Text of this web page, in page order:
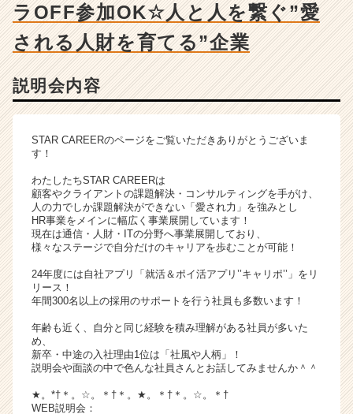
成
長
企
ウ
が
届
く
就
活
イ
チ
ア
ャ
リ
ラOFF参加OK☆人と人を繋ぐ”愛
される人財を育てる”企業
説明会内容
STAR CAREERのページをご覧いただきありがとうございま
す！
わたしたちSTAR CAREERは
顧客やクライアントの課題解決・コンサルティングを手がけ、
人の力でしか課題解決ができない「愛され力」を強みとし
HR事業をメインに幅広く事業展開しています！
現在は通信・人財・ITの分野へ事業展開しており、
様々なステージで自分だけのキャリアを歩むことが可能！
24年度には自社アプリ「就活＆ポイ活アプリ’’キャリポ’’」をリ
リース！
年間300名以上の採用のサポートを行う社員も多数います！
年齢も近く、自分と同じ経験を積み理解がある社員が多いた
め、
新卒・中途の入社理由1位は「社風や人柄」！
説明会や面談の中で色んな社員さんとお話してみませんか＾＾
★。*†＊。☆。＊†＊。★。＊†＊。☆。＊†
WEB説明会：